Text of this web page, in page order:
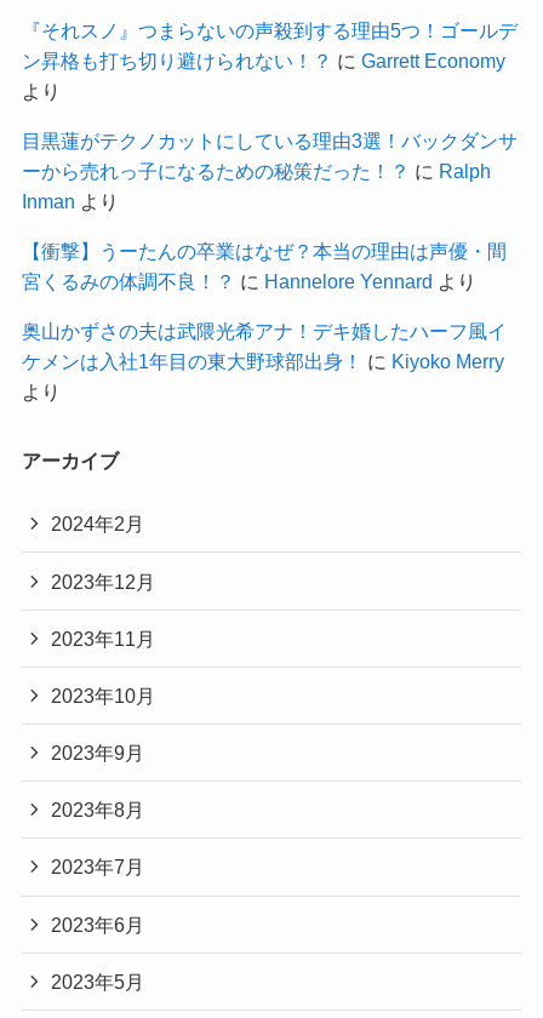
『それスノ』つまらないの声殺到する理由5つ！ゴールデ
ン昇格も打ち切り避けられない！？ に Garrett Economy
より
目黒蓮がテクノカットにしている理由3選！バックダンサ
ーから売れっ子になるための秘策だった！？ に Ralph
Inman より
【衝撃】うーたんの卒業はなぜ？本当の理由は声優・間
宮くるみの体調不良！？ に Hannelore Yennard より
奥山かずさの夫は武隈光希アナ！デキ婚したハーフ風イ
ケメンは入社1年目の東大野球部出身！
に Kiyoko Merry
より
アーカイブ
2024年2月
2023年12月
2023年11月
2023年10月
2023年9月
2023年8月
2023年7月
2023年6月
2023年5月